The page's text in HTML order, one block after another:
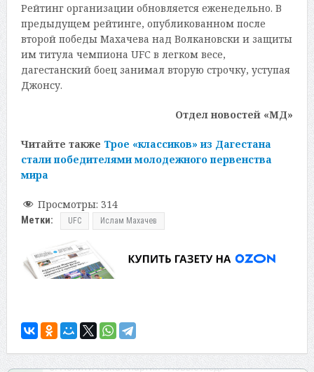
Рейтинг организации обновляется еженедельно. В
предыдущем рейтинге, опубликованном после
второй победы Махачева над Волкановски и защиты
им титула чемпиона UFC в легком весе,
дагестанский боец занимал вторую строчку, уступая
Джонсу.
Отдел новостей «МД»
Читайте также Трое «классиков» из Дагестана
стали победителями молодежного первенства
мира
Просмотры: 314
Метки: UFC Ислам Махачев